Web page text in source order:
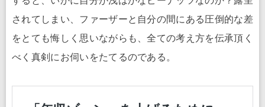
されてしまい、ファーザーと自分の間にある圧倒的な差
をとても悔しく思いながらも、全ての考え方を伝承頂く
べく真剣にお伺いをたてるのである。